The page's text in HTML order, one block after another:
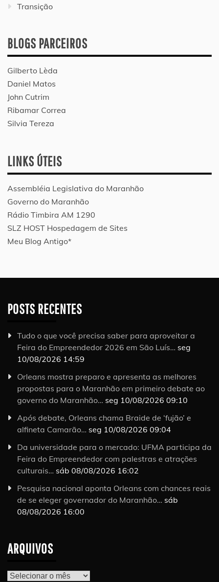
Transição
BLOGS PARCEIROS
Gilberto Lèda
Daniel Matos
John Cutrim
Ribamar Correa
Silvia Tereza
LINKS ÚTEIS
Assembléia Legislativa do Maranhão
Governo do Maranhão
Rádio Timbira AM 1290
SLZ HOST Hospedagem de Sites
Meu Blog Antigo*
POSTS RECENTES
Tudo o que você precisa saber para aproveitar a
Feira do Empreendedor 2026 em São Luís… seg
10/08/2026 14:59
Orleans mostra preparo e apresenta as melhores
propostas para o Maranhão em primeiro debate ao
governo do Maranhão… seg 10/08/2026 09:10
Após debate, Orleans chama Braide de ‘fujão’ e
alfineta Camarão… seg 10/08/2026 09:04
Da universidade para o mercado: UFMA participa da
Feira do Empreendedor com palestras e atrações
culturais… sáb 08/08/2026 16:02
Pesquisa nacional aponta Orleans com chances reais
de se eleger governador do Maranhão… sáb
08/08/2026 16:00
ARQUIVOS
Arquivos